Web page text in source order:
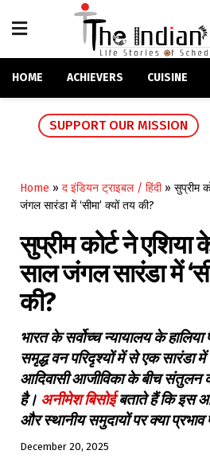
HOME ACHIEVERS CUISINE
SUPPORT OUR MISSION
Home » द इंडियन ट्राइबल / हिंदी» सुप्रीम
जंगल सारंडा में ‘सीमा’ क्यों तय की?
सुप्रीम कोर्ट ने
साल जंगल सारंडा में
की?
भारत के सर्वोच्च न्यायालय के
समृद्ध वन परिदृश्यों में से एक सारंडा
आदिवासी आजीविका के बीच संतुलन
है। अनीमेश बिसोईबताते हैं कि इस
और स्थानीय समुदायों पर क्या प्रभाव
December 20, 2025